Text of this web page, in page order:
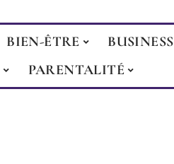
BIEN-ÊTRE BUSINESS
PARENTALITÉ